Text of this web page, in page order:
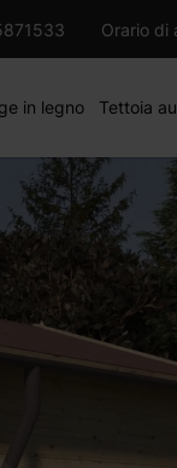
Orario di
in legno Tettoia